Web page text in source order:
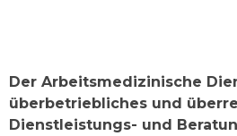
Der Arbeitsmedizinische
überbetriebliches und
Dienstleistungs- und